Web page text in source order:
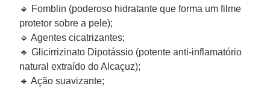
🔹 Fomblin (poderoso hidratante que forma um filme
protetor sobre a pele);
🔹 Agentes cicatrizantes;
🔹 Glicirrizinato Dipotássio (potente anti-inflamatório
natural extraído do Alcaçuz);
🔹 Ação suavizante;